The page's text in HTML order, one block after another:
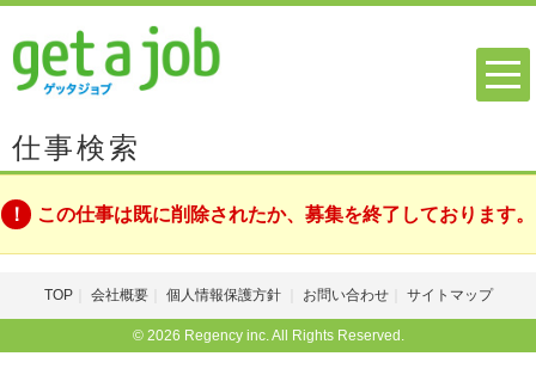
仕事検索
この仕事は既に削除されたか、募集を終了しております。
TOP 会社概要 個人情報保護方針 お問い合わせ サイトマップ
© 2026 Regency inc. All Rights Reserved.